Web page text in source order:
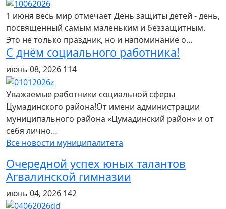
1 июня весь мир отмечает День защиты детей - день,
посвященный самым маленьким и беззащитным.
Это не только праздник, но и напоминание о…
С днём социального работника!
июнь 08, 2026 114
Уважаемые работники социальной сферы
Цумадинского района!От имени администрации
муниципального района «Цумадинский район» и от
себя лично…
Все новости муниципалитета
Очередной успех юных талантов
Агвалинской гимназии
июнь 04, 2026 142